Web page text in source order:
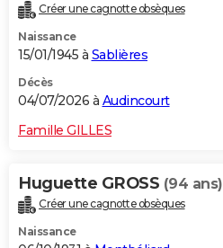
Créer une cagnotte obsèques
Naissance
15/01/1945 à Sablières
Décès
04/07/2026 à Audincourt
Famille GILLES
Huguette GROSS (94 ans)
Créer une cagnotte obsèques
Naissance